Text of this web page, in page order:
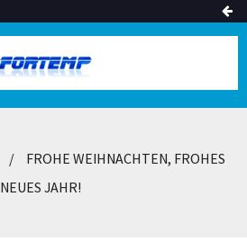
FROHE WEIHNACHTEN, FROHES
NEUES JAHR!